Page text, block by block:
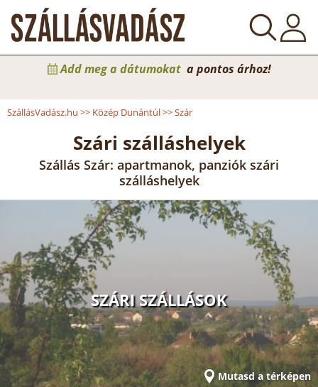
Add meg a dátumokat a pontos árhoz!
SzállásVadász.hu >> Közép Dunántúl>>Szár
Szári szálláshelyek
Szállás Szár: apartmanok, panziók szári
szálláshelyek
SZÁRI SZÁLLÁSOK
Mutasd a térképen